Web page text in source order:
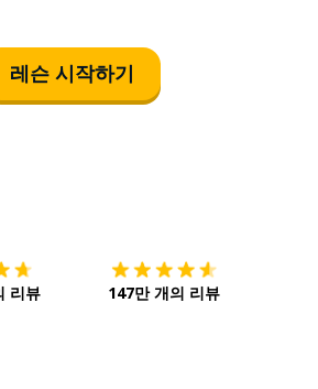
레슨 시작하기
리뷰 147만 개의 리뷰